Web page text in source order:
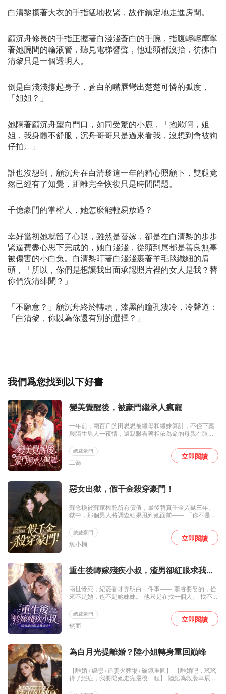
白清黎攥著大衣的手指猛地收緊，故作鎮定地走進房間。
顧沉舟修長的手指正握著白淺淺蒼白的手腕，指腹輕輕摩挲
著她腕間的輸液管，聽見電梯響聲，他連頭都沒抬，彷彿白
清黎只是一個透明人。
倒是白淺淺撐起身子，蒼白的嘴唇彎出楚楚可憐的弧度，
「姐姐？」
她隔著顧沉舟望向門口，如同受驚的小鹿，「抱歉啊，姐
姐，我身體不舒服，沉舟哥哥只是過來看我，沒想到會被狗
仔拍。」
誰也沒想到，顧沉舟在白清黎這一年的精心照顧下，雙腿竟
然已經有了知覺，距離完全恢復只是時間問題。
千億豪門的掌權人，她怎麼能輕易放過？
幸好當初她就留了心眼，雖然是替嫁，卻是在白清黎的步步
緊逼費盡心思下完成的，她白淺淺，從頭到尾都是善良無辜
被傷害的小白兔。白清黎盯著白淺淺裹著羊毛毯纖細的肩
頭，「所以，你們是想讓我出面承認照片裡的女人是我？替
你們洗清緋聞？」
「不願意？」顧沉舟終於轉頭，漆黑的瞳孔淒冷，冷聲道：
「白清黎，你以為你還有別的選擇？」
我們爲您找到以下好書
變美覺醒後，被豪門繼承人瘋寵
總裁豪門
二喬
一年前，兩百斤的田思思被繼母和繼妹算計，不僅下藥
與陌生男人一夜情，還親眼看著相依為命的母親在眼前
冒充繼妹搶走她處心積慮高攀的相親對象——港城首富
顧景淮。 閃婚當天，騙婚的把戲被拆穿，顧家長輩憤怒
不已，顧景淮卻意外地不肯離婚。 他說：「別自作多
在任何新聞頭條。」 「第二，分房。我不習慣身邊躺著
陌生人。」 「第三，我有心上人，等她回來，你必須騰
太太」這個身份，報復所有害過她和母親的人。 可復仇
成功後，正欲「退位讓賢」的陶思思卻被顧景淮死死按
立即閱讀
惡女出獄，假千金殺穿豪門！
總裁豪門
魚小楠
蘇念梔被蘇家榨乾所有價值，最後替真千金入獄三年。
獄中，那個男人將調查結果甩到她面前—— 「你不是保
從一開始就知道。」 十六年的欺騙，三年的牢獄，原來
全是笑話。 她不哭不鬧，只抬眼看他：「你想讓我做你
的狗？」 男人挑眉：「你倒是聰明。」 「我可以做你的
她步步為營，刀刀致命。 綠茶真千金哭著求饒，蘇家父
母跪地懺悔。 可那個本該是棋局之外的男人，卻一次次
尖的血，「動你，就是動我。」 她抬頭看他，忽然覺得
—— 原來這世上最狠的人，才最懂得怎麼護一個人。
立即閱讀
重生後轉嫁殘疾小叔，渣男卻紅眼求我別
總裁豪門
然而
兩世慘死，紀菱香才弄明白一件事—— 蕭睿要娶的，從
來不是她，也不是她妹妹。 他只是在找一個人。 找不
世，她被搶走全部科研成果，死前他說：「能讓你以蕭
太太的身份入殮，已是最大的榮幸。」 第二世，她把妹
妹推出去，以為能逃過一劫，結果妹妹也死了。 第三
話，「這一次，我嫁他小叔。」 蕭雲寒，傳聞中狠厲瘋
批的殘疾男人。 她帶著前兩世的科研成果找上門：「我
眼看她：「查什麼？」 「查蕭睿到底想娶誰。」她頓了
頓，「然後，送他下地獄。」 他笑了：「成交。」 本以
立即閱讀
為白月光提離婚？陸小姐轉身重回巔峰
【離婚+虐戀+追妻火葬場+破鏡重圓】 【離婚吧，瑤瑤
得了絕症，我要陪她走完最後一程】 陸綰為救裴聿辰擋